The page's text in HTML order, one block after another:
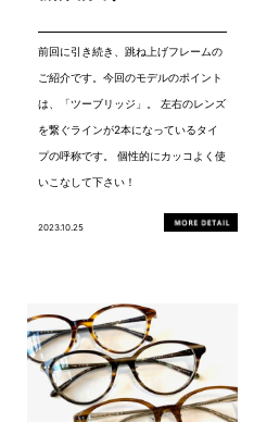
前回に引き続き、跳ね上げフレームの
ご紹介です。今回のモデルのポイント
は、「ツーブリッジ」。 左右のレンズ
を繋ぐラインが2本になっているタイ
プの呼称です。 個性的にカッコよく使
いこなして下さい！
2023.10.25